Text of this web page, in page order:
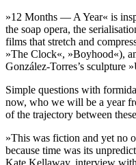
»12 Months — A Year« is
the soap opera, the
films that stretch and
»The Clock«, »Boyhood«),
González-Torres’s sculpture
Simple questions with
now, who we will be a year
of the trajectory between
»This was fiction and yet no
because time was its
Kate Kellaway, interview